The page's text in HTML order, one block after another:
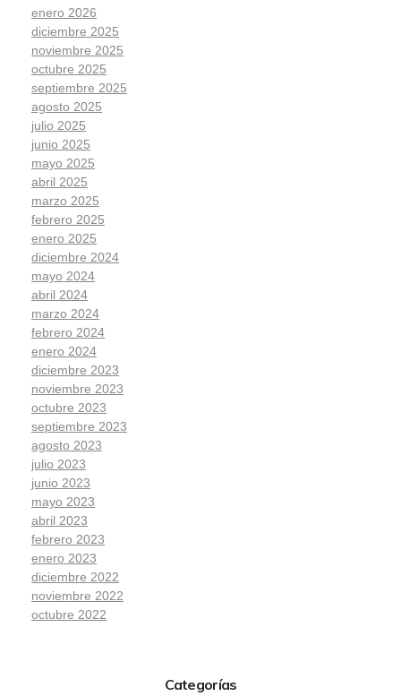
enero 2026
diciembre 2025
noviembre 2025
octubre 2025
septiembre 2025
agosto 2025
julio 2025
junio 2025
mayo 2025
abril 2025
marzo 2025
febrero 2025
enero 2025
diciembre 2024
mayo 2024
abril 2024
marzo 2024
febrero 2024
enero 2024
diciembre 2023
noviembre 2023
octubre 2023
septiembre 2023
agosto 2023
julio 2023
junio 2023
mayo 2023
abril 2023
febrero 2023
enero 2023
diciembre 2022
noviembre 2022
octubre 2022
Categorías